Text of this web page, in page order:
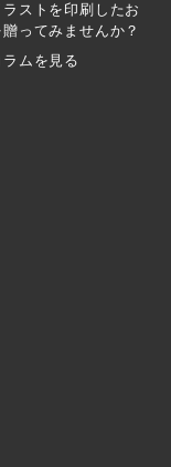
ストを印刷したお
ってみませんか？
ムを見る